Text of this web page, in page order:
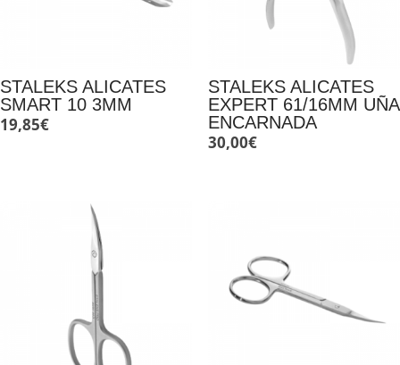
STALEKS ALICATES
SMART 10 3MM
19,85€
STALEKS ALICATES
EXPERT 61/16MM UÑA
ENCARNADA
30,00€